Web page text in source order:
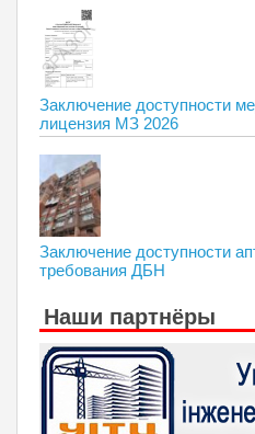
Заключение доступности
лицензия МЗ 2026
Заключение доступности
требования ДБН
Наши партнёры